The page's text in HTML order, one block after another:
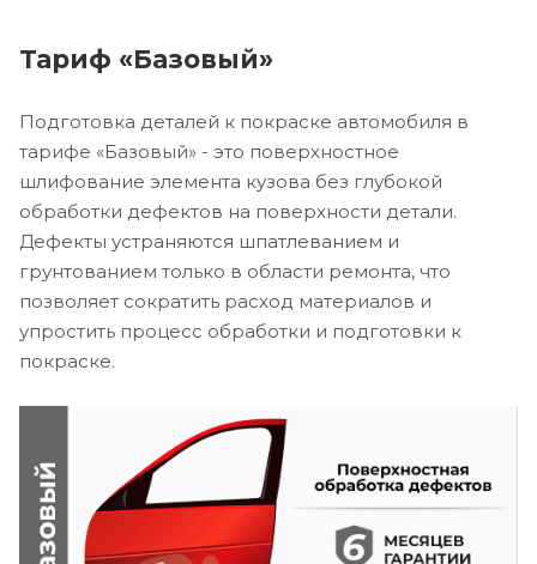
Тариф «Базовый»
Подготовка деталей к покраске автомобиля в
тарифе «Базовый» - это поверхностное
шлифование элемента кузова без глубокой
обработки дефектов на поверхности детали.
Дефекты устраняются шпатлеванием и
грунтованием только в области ремонта, что
позволяет сократить расход материалов и
упростить процесс обработки и подготовки к
покраске.